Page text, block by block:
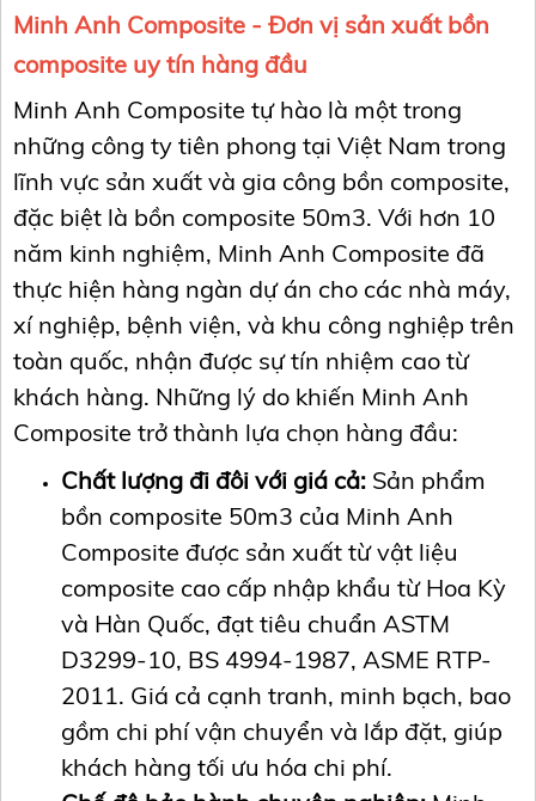
Minh Anh Composite - Đơn vị sản xuất bồn
composite uy tín hàng đầu
Minh Anh Composite tự hào là một trong
những công ty tiên phong tại Việt Nam trong
lĩnh vực sản xuất và gia công bồn composite,
đặc biệt là bồn composite 50m3. Với hơn 10
năm kinh nghiệm, Minh Anh Composite đã
thực hiện hàng ngàn dự án cho các nhà máy,
xí nghiệp, bệnh viện, và khu công nghiệp trên
toàn quốc, nhận được sự tín nhiệm cao từ
khách hàng. Những lý do khiến Minh Anh
Composite trở thành lựa chọn hàng đầu:
Chất lượng đi đôi với giá cả: Sản phẩm
bồn composite 50m3 của Minh Anh
Composite được sản xuất từ vật liệu
composite cao cấp nhập khẩu từ Hoa Kỳ
và Hàn Quốc, đạt tiêu chuẩn ASTM
D3299-10, BS 4994-1987, ASME RTP-
2011. Giá cả cạnh tranh, minh bạch, bao
gồm chi phí vận chuyển và lắp đặt, giúp
khách hàng tối ưu hóa chi phí.